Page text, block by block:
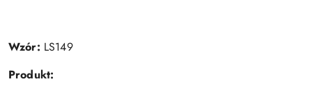
Wzór: LS149
Produkt: